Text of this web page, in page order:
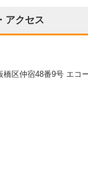
アクセス
橋区仲宿48番9号 エコ